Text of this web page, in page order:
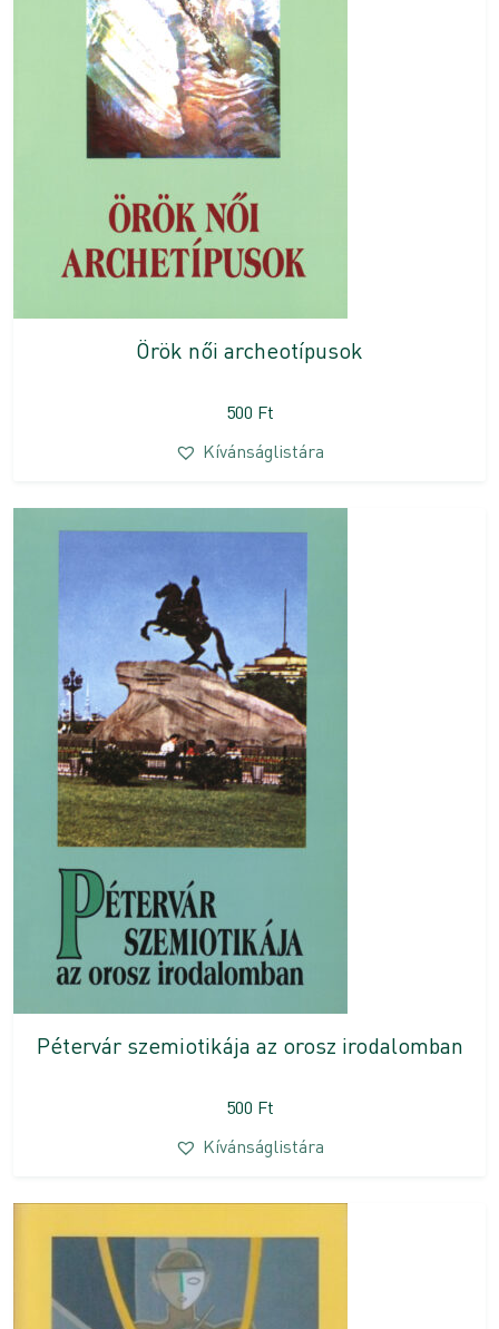
Örök női archeotípusok
500 Ft
Kívánságlistára
Pétervár szemiotikája az orosz irodalomban
500 Ft
Kívánságlistára